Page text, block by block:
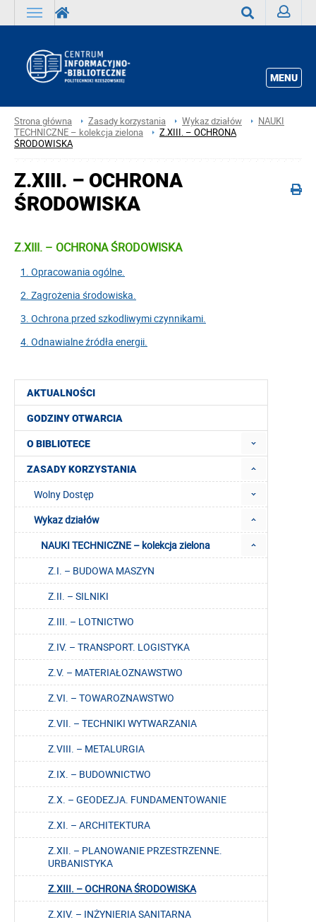
MENU
Strona główna Zasady korzystania Wykaz działów
NAUKI
TECHNICZNE – kolekcja zielona
Z.XIII. – OCHRONA
ŚRODOWISKA
AKTUALNOŚCI
GODZINY OTWARCIA
O BIBLIOTECE
ZASADY KORZYSTANIA
Wolny Dostęp
Wykaz działów
NAUKI TECHNICZNE – kolekcja zielona
Z.I. – BUDOWA MASZYN
Z.II. – SILNIKI
Z.III. – LOTNICTWO
Z.IV. – TRANSPORT. LOGISTYKA
Z.V. – MATERIAŁOZNAWSTWO
Z.VI. – TOWAROZNAWSTWO
Z.VII. – TECHNIKI WYTWARZANIA
Z.VIII. – METALURGIA
Z.IX. – BUDOWNICTWO
Z.X. – GEODEZJA. FUNDAMENTOWANIE
Z.XI. – ARCHITEKTURA
Z.XII. – PLANOWANIE PRZESTRZENNE.
URBANISTYKA
Z.XIII. – OCHRONA ŚRODOWISKA
Z.XIV. – INŻYNIERIA SANITARNA
Z.XIII. – OCHRONA
ŚRODOWISKA
Z.XIII. – OCHRONA ŚRODOWISKA
1. Opracowania ogólne.
2. Zagrożenia środowiska.
3. Ochrona przed szkodliwymi czynnikami.
4. Odnawialne źródła energii.